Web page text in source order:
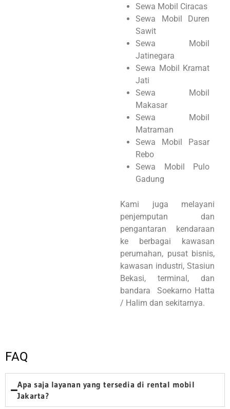
Sewa Mobil Ciracas
Sewa Mobil Duren
Sawit
Sewa Mobil
Jatinegara
Sewa Mobil Kramat
Jati
Sewa Mobil
Makasar
Sewa Mobil
Matraman
Sewa Mobil Pasar
Rebo
Sewa Mobil Pulo
Gadung
Kami juga melayani
penjemputan dan
pengantaran kendaraan
ke berbagai kawasan
perumahan, pusat bisnis,
kawasan industri, Stasiun
Bekasi, terminal, dan
bandara Soekarno Hatta
/ Halim dan sekitarnya.
FAQ
Apa saja layanan yang tersedia di rental mobil
Jakarta?